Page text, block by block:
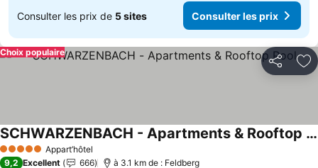
Consulter les prix de 5 sites Consulter les prix
Partager
Choix populaire
5 Étoiles Appart’hôtel
SCHWARZENBACH - Apartments & Rooftop Pool
Consulter les prix
9,2 Excellent 666 à 3.1 km de : Feldberg